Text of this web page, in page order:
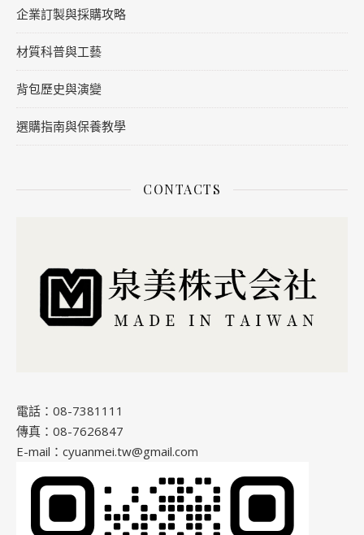
企業訂製與採購攻略
材質科普與工藝
背包歷史與演變
選購指南與保養教學
CONTACTS
電話：08-7381111
傳真：08-7626847
E-mail：cyuanmei.tw@gmail.com